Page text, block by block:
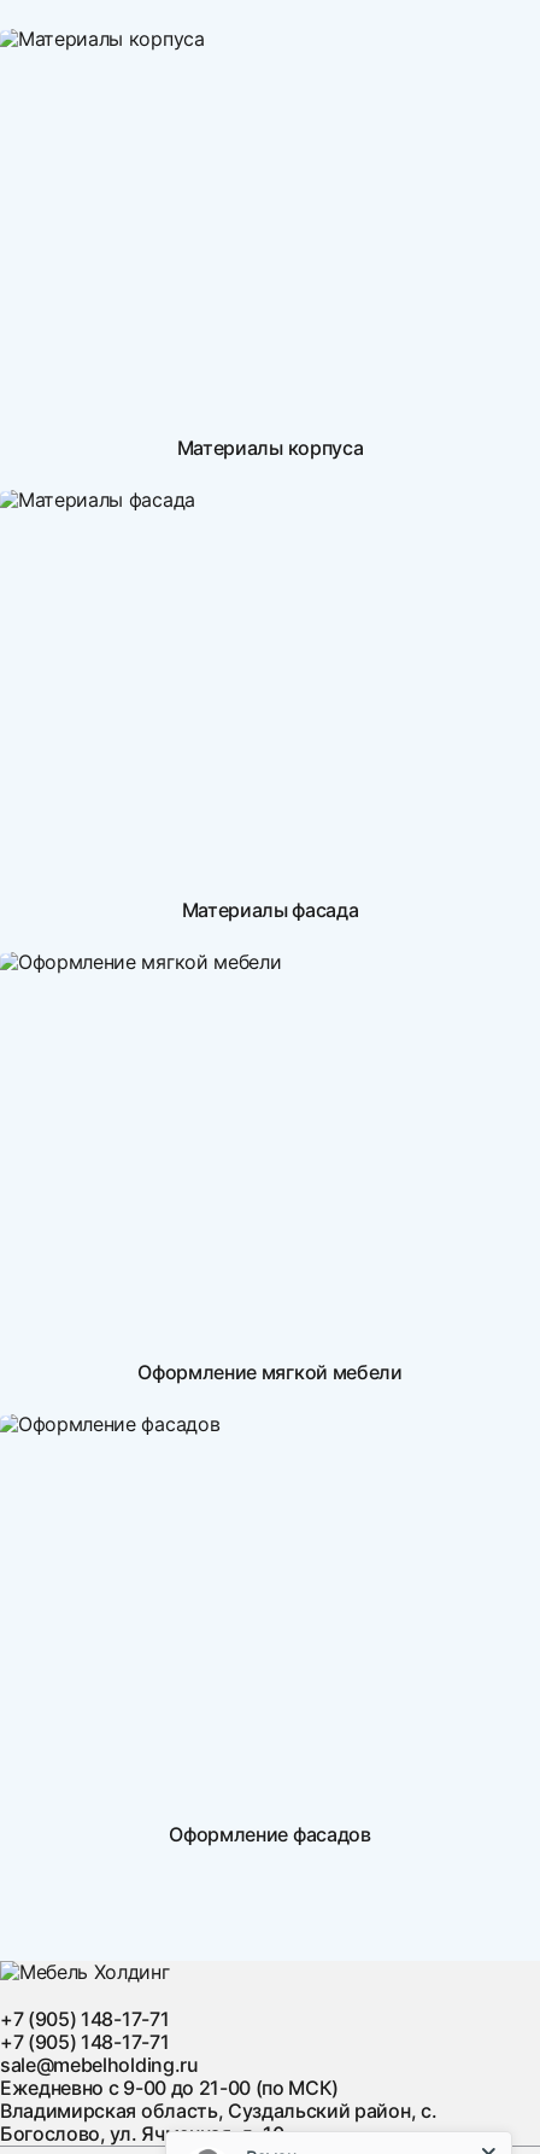
Материалы корпуса
Материалы фасада
Оформление мягкой мебели
Оформление фасадов
+7 (905) 148-17-71
+7 (905) 148-17-71
sale@mebelholding.ru
Ежедневно с 9-00 до 21-00 (по МСК)
Владимирская область, Суздальский район, с.
Богослово, ул. Ячменная, д. 10